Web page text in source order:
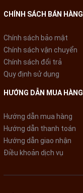
CHÍNH SÁCH BÁN HÀNG
Chính sách bảo mật
Chính sách vận chuyển
Chính sách đổi trả
Quy định sử dụng
HƯỚNG DẪN MUA HÀNG
Hướng dẫn mua hàng
Hướng dẫn thanh toán
Hướng dẫn giao nhận
Điều khoản dịch vụ